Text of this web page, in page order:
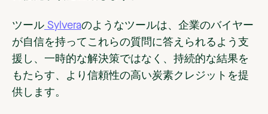
ツール Sylveraのようなツールは、企業のバイヤー
が自信を持ってこれらの質問に答えられるよう支
援し、一時的な解決策ではなく、持続的な結果を
もたらす、より信頼性の高い炭素クレジットを提
供します。